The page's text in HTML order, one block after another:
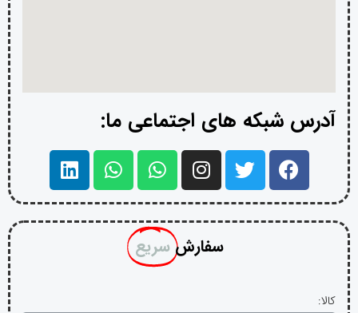
آدرس شبکه های اجتماعی ما:
سفارش سریع
کالا: